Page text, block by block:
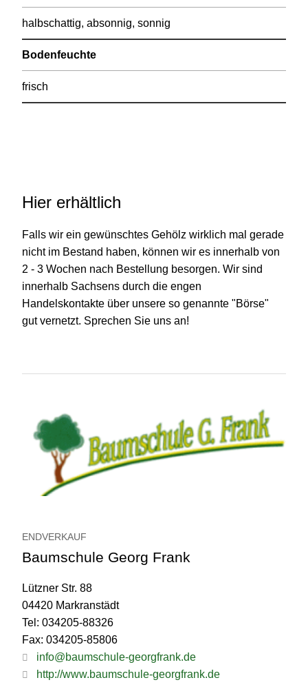
halbschattig, absonnig, sonnig
Bodenfeuchte
frisch
Hier erhältlich
Falls wir ein gewünschtes Gehölz wirklich mal gerade
nicht im Bestand haben, können wir es innerhalb von
2 - 3 Wochen nach Bestellung besorgen. Wir sind
innerhalb Sachsens durch die engen
Handelskontakte über unsere so genannte "Börse"
gut vernetzt. Sprechen Sie uns an!
ENDVERKAUF
Baumschule Georg Frank
Lützner Str. 88
04420 Markranstädt
Tel: 034205-88326
Fax: 034205-85806
info@baumschule-georgfrank.de
http://www.baumschule-georgfrank.de